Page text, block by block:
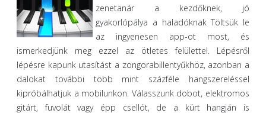
zenetanár a kezdőknek, jó
gyakorlópálya a haladóknak Töltsük le
az ingyenesen app-ot most, és
ismerkedjünk meg ezzel az ötletes felülettel. Lépésről
lépésre kapunk utasítást a zongorabillentyűkhöz, azonban a
dalokat további több mint százféle hangszereléssel
kipróbálhatjuk a mobilunkon. Válasszunk dobot, elektromos
gitárt, fuvolát vagy épp csellót, de a kürt hangján is